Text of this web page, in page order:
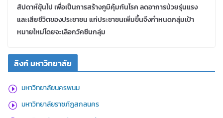
สัปดาห์ขุ้นไป เพื่อเป็นการสร้างภูมิคุ้มกันโรค ลดอาการป่วยรุ่นแรง
และเสียชีวิตของประชาชน แก่ประชาชนเพิ่มขึ้นจึงกำหนดกลุ่มเป้า
หมายใหม่โดยจะเลือกวัคซีนกลุ่ม
ลิงก์ มหาวิทยาลัย
มหาวิทยาลัยนครพนม
มหาวิทยาลัยราชภัฏสกลนคร